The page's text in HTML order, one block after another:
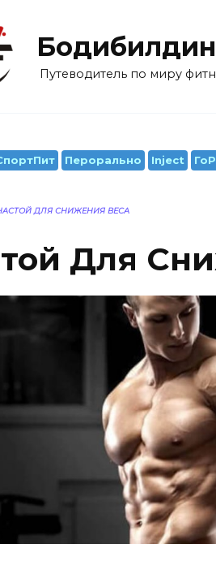
Путеводитель по миру
Перорально Inject
ДЛЯ СНИЖЕНИЯ ВЕСА
Для